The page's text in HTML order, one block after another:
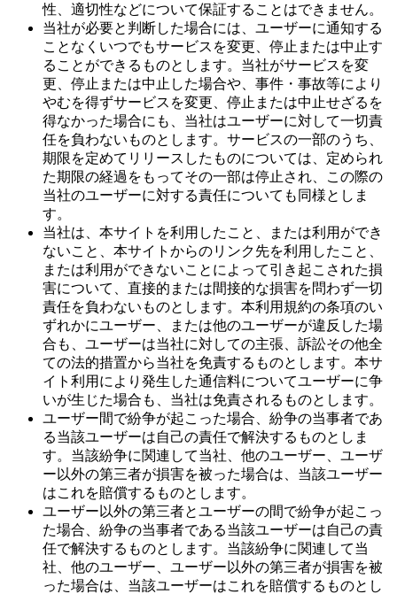
性、適切性などについて保証することはできません。
当社が必要と判断した場合には、ユーザーに通知する
ことなくいつでもサービスを変更、停止または中止す
ることができるものとします。当社がサービスを変
更、停止または中止した場合や、事件・事故等により
やむを得ずサービスを変更、停止または中止せざるを
得なかった場合にも、当社はユーザーに対して一切責
任を負わないものとします。サービスの一部のうち、
期限を定めてリリースしたものについては、定められ
た期限の経過をもってその一部は停止され、この際の
当社のユーザーに対する責任についても同様としま
す。
当社は、本サイトを利用したこと、または利用ができ
ないこと、本サイトからのリンク先を利用したこと、
または利用ができないことによって引き起こされた損
害について、直接的または間接的な損害を問わず一切
責任を負わないものとします。本利用規約の条項のい
ずれかにユーザー、または他のユーザーが違反した場
合も、ユーザーは当社に対しての主張、訴訟その他全
ての法的措置から当社を免責するものとします。本サ
イト利用により発生した通信料についてユーザーに争
いが生じた場合も、当社は免責されるものとします。
ユーザー間で紛争が起こった場合、紛争の当事者であ
る当該ユーザーは自己の責任で解決するものとしま
す。当該紛争に関連して当社、他のユーザー、ユーザ
ー以外の第三者が損害を被った場合は、当該ユーザー
はこれを賠償するものとします。
ユーザー以外の第三者とユーザーの間で紛争が起こっ
た場合、紛争の当事者である当該ユーザーは自己の責
任で解決するものとします。当該紛争に関連して当
社、他のユーザー、ユーザー以外の第三者が損害を被
った場合は、当該ユーザーはこれを賠償するものとし